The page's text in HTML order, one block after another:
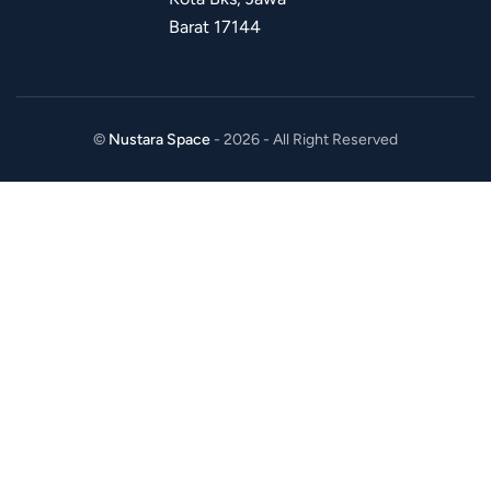
Barat 17144
© Nustara Space - 2026 - All Right Reserved